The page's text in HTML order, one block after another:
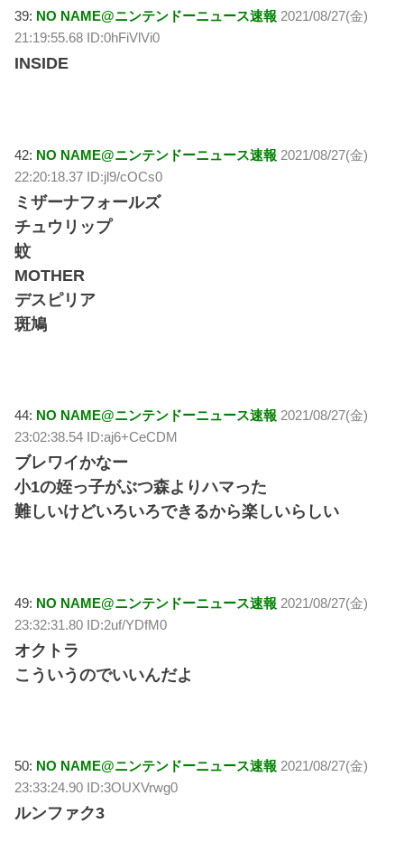
39: NO NAME@ニンテンドーニュース速報 2021/08/27(金)
21:19:55.68 ID:0hFiVlVi0
INSIDE
42: NO NAME@ニンテンドーニュース速報 2021/08/27(金)
22:20:18.37 ID:jl9/cOCs0
ミザーナフォールズ
チュウリップ
蚊
MOTHER
デスピリア
斑鳩
44: NO NAME@ニンテンドーニュース速報 2021/08/27(金)
23:02:38.54 ID:aj6+CeCDM
ブレワイかなー
小1の姪っ子がぶつ森よりハマった
難しいけどいろいろできるから楽しいらしい
49: NO NAME@ニンテンドーニュース速報 2021/08/27(金)
23:32:31.80 ID:2uf/YDfM0
オクトラ
こういうのでいいんだよ
50: NO NAME@ニンテンドーニュース速報 2021/08/27(金)
23:33:24.90 ID:3OUXVrwg0
ルンファク3